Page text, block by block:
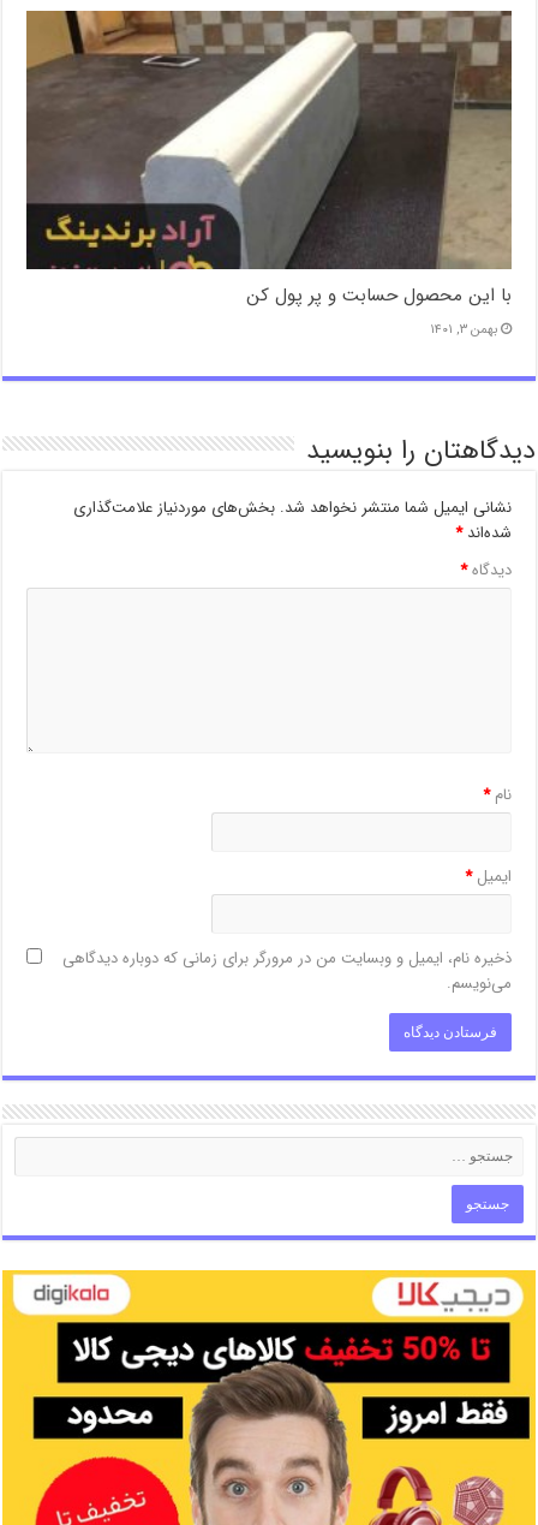
با این محصول حسابت و پر پول کن
بهمن ۳, ۱۴۰۱
دیدگاهتان را بنویسید
نشانی ایمیل شما منتشر نخواهد شد. بخش‌های موردنیاز علامت‌گذاری
شده‌اند*
دیدگاه*
نام*
ایمیل*
ذخیره نام، ایمیل و وبسایت من در مرورگر برای زمانی که دوباره دیدگاهی
می‌نویسم.